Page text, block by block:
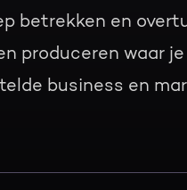
betrekken en
produceren waar
business en